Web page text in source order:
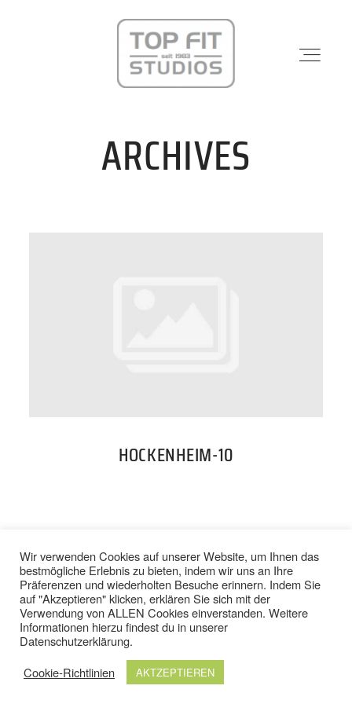
STANDORTE
ONLINE SHOP
ARCHIVES
HOCKENHEIM-10
BACK TO TOP
© 2024 TOP FIT STUDIOS. ALLE RECHTE VORBEHALTEN.
IMPRESSUM DATENSCHUTZ
/
AGB / WIDERRUFSBELEHRUNG
Wir verwenden Cookies auf unserer Website, um Ihnen das
bestmögliche Erlebnis zu bieten, indem wir uns an Ihre
Präferenzen und wiederholten Besuche erinnern. Indem Sie
auf "Akzeptieren" klicken, erklären Sie sich mit der
Verwendung von ALLEN Cookies einverstanden. Weitere
Informationen hierzu findest du in unserer
Datenschutzerklärung.
Cookie-Richtlinien
AKTZEPTIEREN